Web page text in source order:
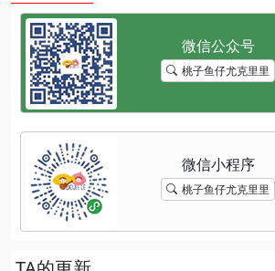
桃子鱼仔尤克里里
桃子鱼仔尤克里里